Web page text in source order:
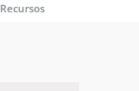
Recursos